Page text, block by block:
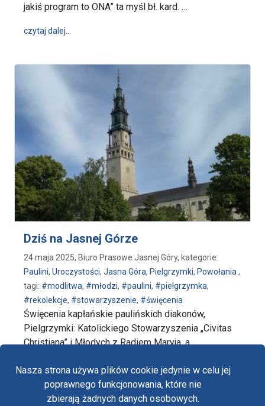
Nasza strona używa plików cookie jedynie w celu jej
poprawnego funkcjonowania, które nie
zbierają żadnych danych osobowych.
jakiś program to ONA” ta myśl bł. kard. …
czytaj dalej…
Dziś na Jasnej Górze
24 maja 2025, Biuro Prasowe Jasnej Góry, kategorie:
Paulini, Uroczystości, Jasna Góra, Pielgrzymki, Powołania ,
tagi: #modlitwa, #młodzi, #paulini, #pielgrzymka,
#rekolekcje, #stowarzyszenie, #święcenia
Święcenia kapłańskie paulińskich diakonów,
Pielgrzymki: Katolickiego Stowarzyszenia „Civitas
Christiana” i Młodych z Radiem Maryja, a …
czytaj dalej… wpis Dziś na Jasnej Górze